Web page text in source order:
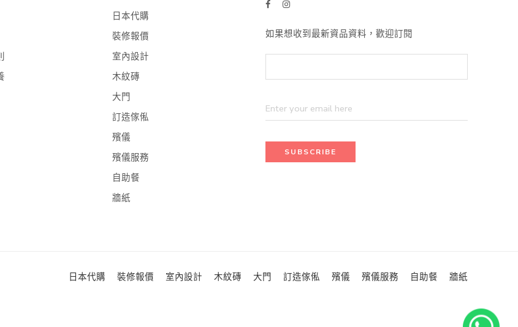
日本代購
裝修報價
室內設計
木紋磚
大門
訂造傢俬
殯儀
殯儀服務
自助餐
牆紙
如果想收到最新資品資料，歡迎訂閱
日本代購 裝修報價 室內設計 木紋磚 大門 訂造傢俬 殯儀 殯儀服務 自助餐 牆紙